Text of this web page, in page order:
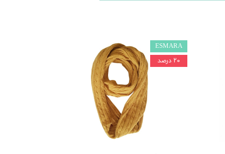
ESMARA
۲۰ درصد